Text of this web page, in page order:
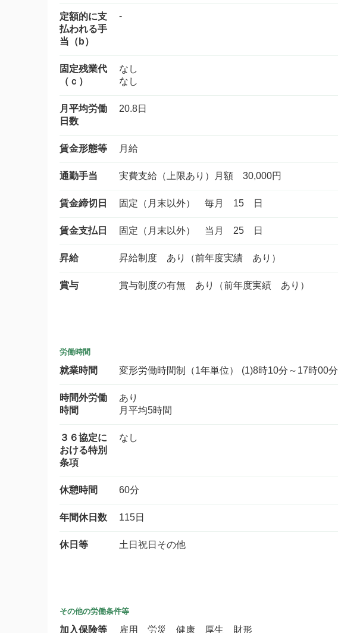
定額的に支
払われる手
当（b）
-
固定残業代
（ｃ）
なし
なし
月平均労働
日数
20.8日
賃金形態等 月給
通勤手当 実費支給（上限あり）月額 30,000円
賃金締切日 固定（月末以外） 毎月 15 日
賃金支払日 固定（月末以外） 当月 25 日
昇給 昇給制度 あり（前年度実績 あり）
賞与 賞与制度の有無 あり（前年度実績 あり）
労働時間
就業時間 変形労働時間制（1年単位） (1)8時10分～17時00分
時間外労働
時間
あり
月平均5時間
３６協定に
おける特別
条項
なし
休憩時間 60分
年間休日数 115日
休日等 土日祝日その他
その他の労働条件等
加入保険等 雇用 労災 健康 厚生 財形